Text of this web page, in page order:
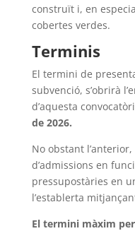
construït i, en
cobertes verdes.
Terminis
El termini de
subvenció, s’obrirà
d’aquesta
de 2026.
No obstant
d’admissions en
pressupostàries en
l’establerta
El termini màxim